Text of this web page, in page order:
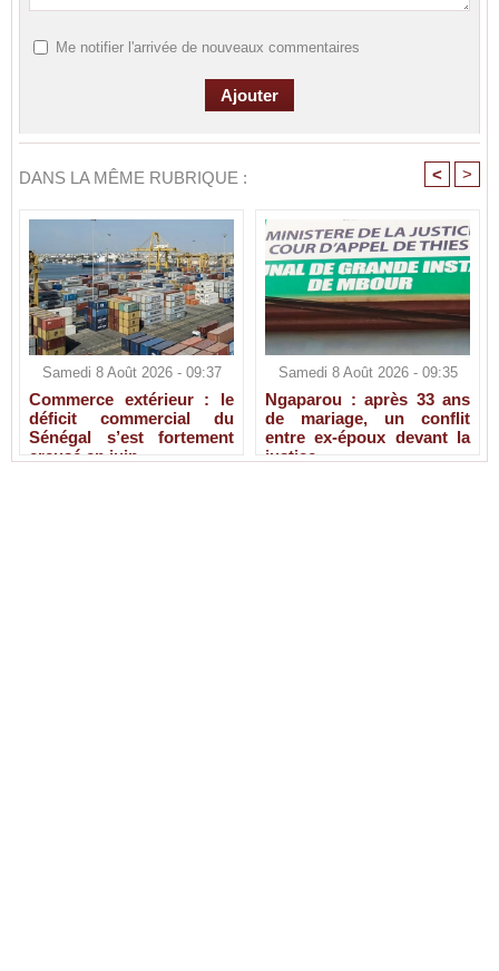
Me notifier l'arrivée de nouveaux commentaires
DANS LA MÊME RUBRIQUE : < >
Samedi 8 Août 2026 - 09:37
Commerce extérieur : le
déficit commercial du
Sénégal s’est fortement
creusé en juin
Samedi 8 Août 2026 - 09:35
Ngaparou : après 33 ans
de mariage, un conflit
entre ex-époux devant la
justice